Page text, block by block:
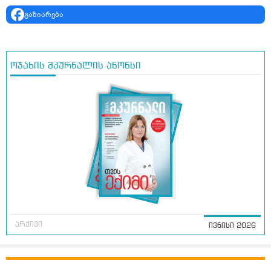
გაზიარება
ოჯახის მკურნალის ანონსი
არქივი ივნისი 2026